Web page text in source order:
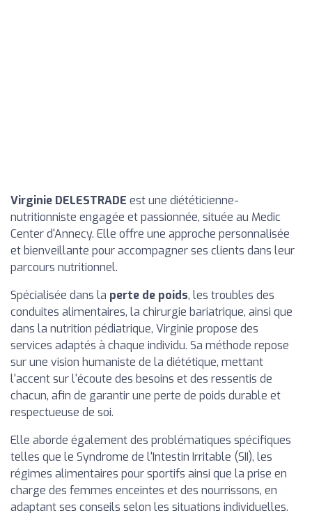
Virginie DELESTRADE est une diététicienne-
nutritionniste engagée et passionnée, située au Medic
Center d'Annecy. Elle offre une approche personnalisée
et bienveillante pour accompagner ses clients dans leur
parcours nutritionnel.
Spécialisée dans la perte de poids, les troubles des
conduites alimentaires, la chirurgie bariatrique, ainsi que
dans la nutrition pédiatrique, Virginie propose des
services adaptés à chaque individu. Sa méthode repose
sur une vision humaniste de la diététique, mettant
l'accent sur l'écoute des besoins et des ressentis de
chacun, afin de garantir une perte de poids durable et
respectueuse de soi.
Elle aborde également des problématiques spécifiques
telles que le Syndrome de l'Intestin Irritable (SII), les
régimes alimentaires pour sportifs ainsi que la prise en
charge des femmes enceintes et des nourrissons, en
adaptant ses conseils selon les situations individuelles.